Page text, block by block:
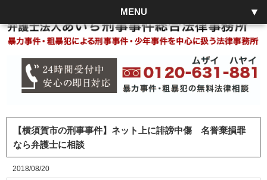
MENU
【横須賀市の刑事事件】ネット上に誹謗中傷 名誉棄損罪
なら弁護士に相談
2018/08/20